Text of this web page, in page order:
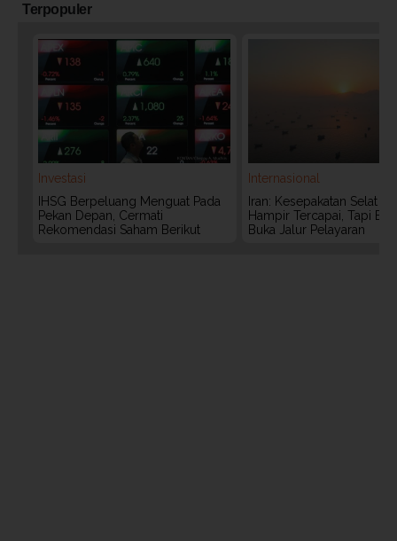
Terpopuler
Investasi
IHSG Berpeluang Menguat Pada
Pekan Depan, Cermati
Rekomendasi Saham Berikut
Internasional
Iran: Kesepakatan Selat
Hampir Tercapai, Tapi
Buka Jalur Pelayaran